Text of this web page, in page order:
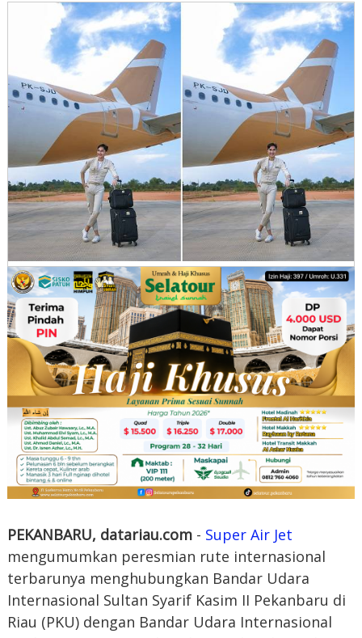
PEKANBARU, datariau.com - Super Air Jet
mengumumkan peresmian rute internasional
terbarunya menghubungkan Bandar Udara
Internasional Sultan Syarif Kasim II Pekanbaru di
Riau (PKU) dengan Bandar Udara Internasional